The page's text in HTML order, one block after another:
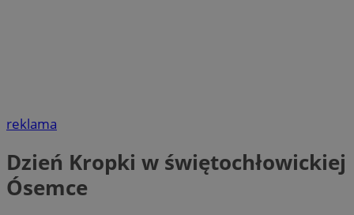
reklama
Dzień Kropki w świętochłowickiej
Ósemce